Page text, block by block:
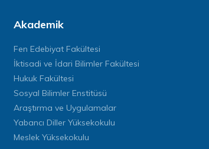
Akademik
Fen Edebiyat Fakültesi
İktisadi ve İdari Bilimler Fakültesi
Hukuk Fakültesi
Sosyal Bilimler Enstitüsü
Araştırma ve Uygulamalar
Yabancı Diller Yüksekokulu
Meslek Yüksekokulu